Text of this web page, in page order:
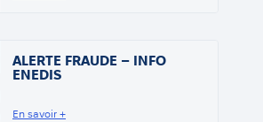
ALERTE FRAUDE – INFO
ENEDIS
En savoir +